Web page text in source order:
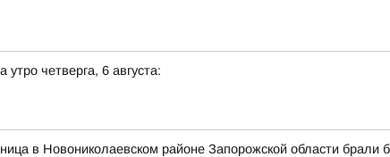
четверга, 6 августа:
в Новониколаевском районе Запорожской области брали